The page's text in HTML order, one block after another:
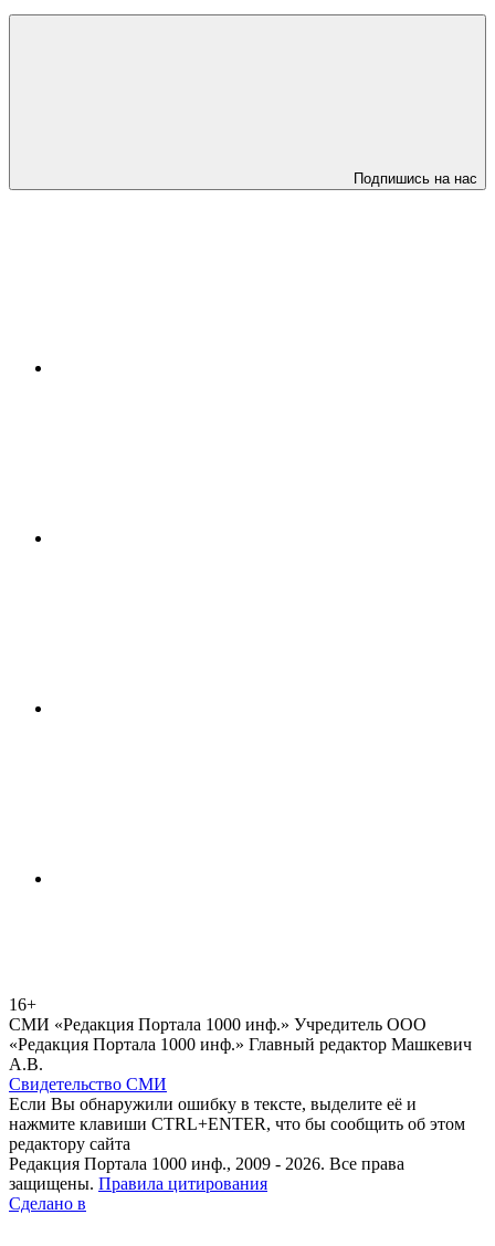
Подпишись на нас
16+
СМИ «Редакция Портала 1000 инф.» Учредитель ООО
«Редакция Портала 1000 инф.» Главный редактор Машкевич
А.В.
Свидетельство СМИ
Если Вы обнаружили ошибку в тексте, выделите её и
нажмите клавиши CTRL+ENTER, что бы сообщить об этом
редактору сайта
Редакция Портала 1000 инф., 2009 - 2026. Все права
защищены. Правила цитирования
Сделано в